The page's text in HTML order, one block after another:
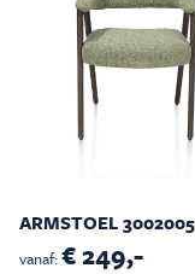
ARMSTOEL 3002005
vanaf:€ 249,-